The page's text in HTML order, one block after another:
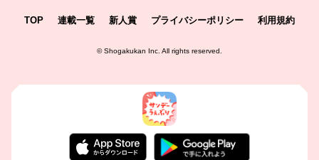
TOP 連載一覧 新人賞 プライバシーポリシー 利用規約
©Shogakukan Inc. All rights reserved.